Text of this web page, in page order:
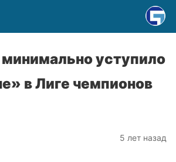
уступило
в Лиге чемпионов
5 лет назад